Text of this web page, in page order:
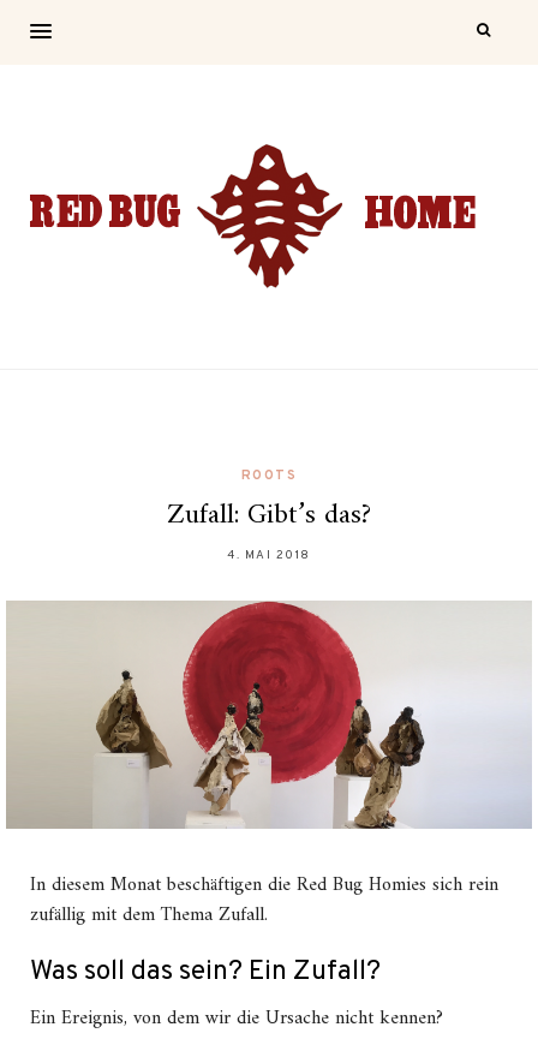
ROOTS
Zufall: Gibt’s das?
4. MAI 2018
In diesem Monat beschäftigen die Red Bug Homies sich rein
zufällig mit dem Thema Zufall.
Was soll das sein? Ein Zufall?
Ein Ereignis, von dem wir die Ursache nicht kennen?